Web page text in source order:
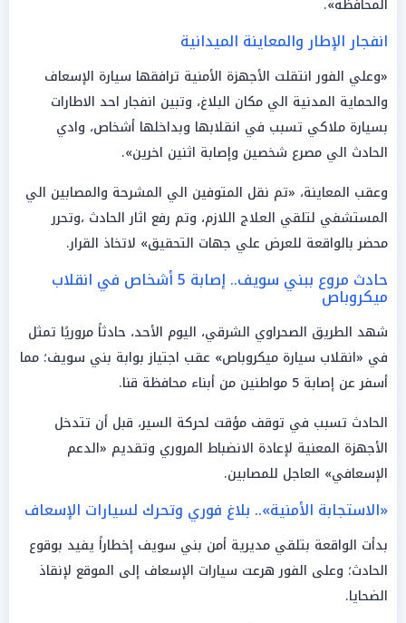
المحافظة».
انفجار الإطار والمعاينة الميدانية
«وعلي الفور انتقلت الأجهزة الأمنية ترافقها سيارة الإسعاف
والحماية المدنية الي مكان البلاغ، وتبين انفجار احد الاطارات
بسيارة ملاكي تسبب في انقلابها وبداخلها أشخاص، وادي
الحادث الي مصرع شخصين وإصابة اثنين اخرين».
وعقب المعاينة، «تم نقل المتوفين الي المشرحة والمصابين الي
المستشفي لتلقي العلاج اللازم، وتم رفع اثار الحادث ،وتحرر
محضر بالواقعة للعرض علي جهات التحقيق» لاتخاذ القرار.
حادث مروع ببني سويف.. إصابة 5 أشخاص في انقلاب
ميكروباص
شهد الطريق الصحراوي الشرقي، اليوم الأحد، حادثاً مروريًا تمثل
في «انقلاب سيارة ميكروباص» عقب اجتياز بوابة بني سويف؛ مما
أسفر عن إصابة 5 مواطنين من أبناء محافظة قنا.
الحادث تسبب في توقف مؤقت لحركة السير، قبل أن تتدخل
الأجهزة المعنية لإعادة الانضباط المروري وتقديم «الدعم
الإسعافي» العاجل للمصابين.
«الاستجابة الأمنية».. بلاغ فوري وتحرك لسيارات الإسعاف
بدأت الواقعة بتلقي مديرية أمن بني سويف إخطاراً يفيد بوقوع
الحادث؛ وعلى الفور هرعت سيارات الإسعاف إلى الموقع لإنقاذ
الضحايا.